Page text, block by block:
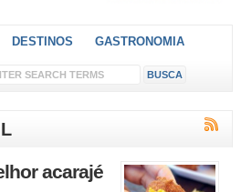
DESTINOS GASTRONOMIA
acarajé